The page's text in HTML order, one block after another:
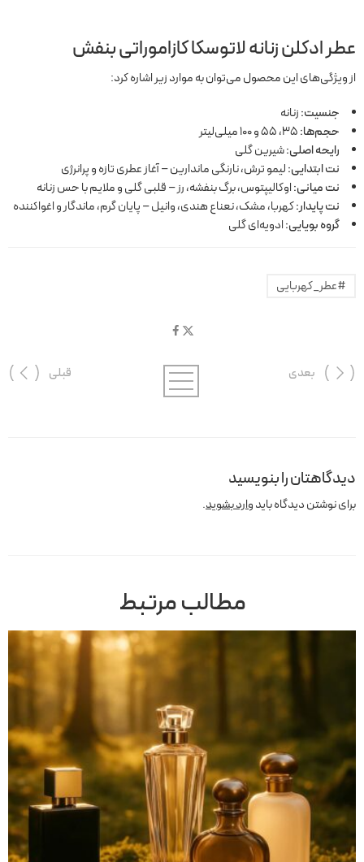
عطر ادکلن زنانه لاتوسکا کازاموراتی بنفش
از ویژگی‌های این محصول می‌توان به موارد زیر اشاره کرد:
جنسیت:زنانه
حجم‌ها:
رایحه اصلی:شیرین گلی
نت ابتدایی:لیمو ترش، نارنگی ماندارین – آغاز عطری تازه و پرانرژی
نت میانی:اوکالیپتوس، برگ بنفشه، رز – قلبی گلی و ملایم با حس زنانه
نت پایدار:کهربا، مشک، نعناع هندی، وانیل – پایان گرم، ماندگار و اغواکننده
گروه بویایی:ادویه‌ای گلی
#عطر_کهربایی
قبلی بعدی
دیدگاهتان را بنویسید
برای نوشتن دیدگاه بایدوارد بشوید.
مطالب مرتبط